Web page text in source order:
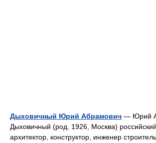
Дыховичный Юрий Абрамович — Юрий
Дыховичный (род. 1926, Москва)
архитектор, конструктор, инженер